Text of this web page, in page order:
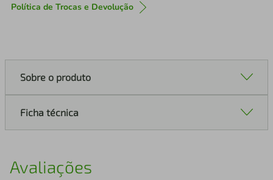
Política de Trocas e Devolução
Sobre o produto
Ficha técnica
Avaliações